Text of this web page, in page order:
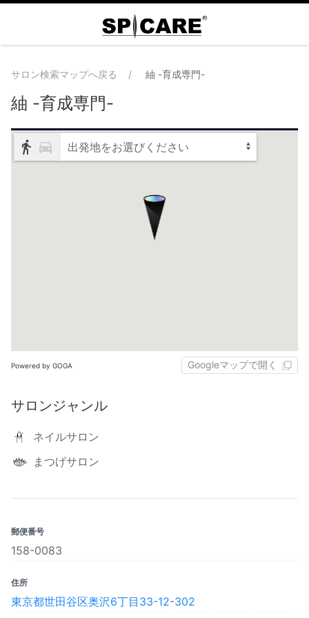
サロン検索マップへ戻る 紬 -育成専門-
紬 -育成専門-
出発地をお選びください
Powered by GOGA Googleマップで開く
サロンジャンル
ネイルサロン
まつげサロン
郵便番号
158-0083
住所
東京都世田谷区奥沢6丁目33-12-302